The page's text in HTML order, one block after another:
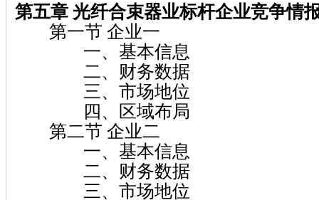
第五章 光纤合束器业标杆企业竞争情
第一节 企业一
一、基本信息
二、财务数据
三、市场地位
四、区域布局
第二节 企业二
一、基本信息
二、财务数据
三、市场地位